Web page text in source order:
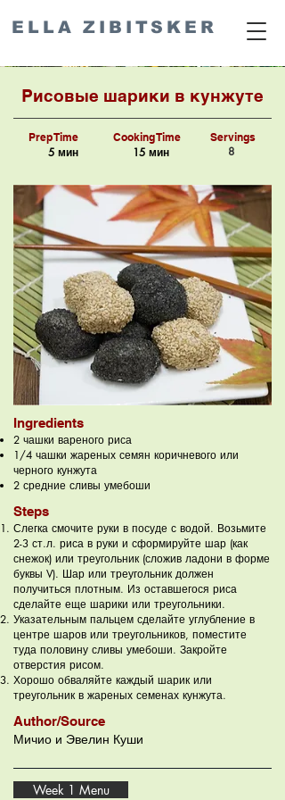
ELLA ZIBITSKER
Рисовые шарики в кунжуте
Prep Time
5 мин
Cooking Time
15 мин
Servings
8
Ingredients
2 чашки вареного риса
1/4 чашки жареных семян коричневого или
черного кунжута
2 средние сливы умебоши
Steps
Слегка смочите руки в посуде с водой. Возьмите
2-3 ст.л. риса в руки и сформируйте шар (как
снежок) или треугольник (сложив ладони в форме
буквы V). Шар или треугольник должен
получиться плотным. Из оставшегося риса
сделайте еще шарики или треугольники.
Указательным пальцем сделайте углубление в
центре шаров или треугольников, поместите
туда половину сливы умебоши. Закройте
отверстия рисом.
Хорошо обваляйте каждый шарик или
треугольник в жареных семенах кунжута.
Author/Source
Мичио и Эвелин Куши
Week 1 Menu